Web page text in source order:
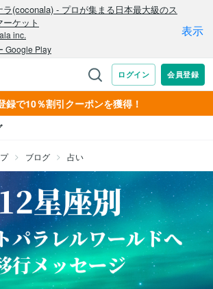
録で10％割引クーポンを獲得！
ブログ 占い